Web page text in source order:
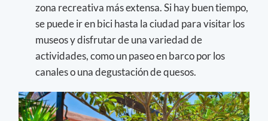
zona recreativa más extensa. Si hay buen tiempo,
se puede ir en bici hasta la ciudad para visitar los
museos y disfrutar de una variedad de
actividades, como un paseo en barco por los
canales o una degustación de quesos.